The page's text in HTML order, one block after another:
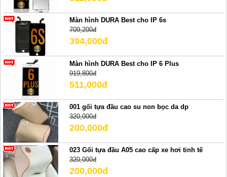
Màn hình DURA Best cho IP 6s
709,200đ
394,000đ
Màn hình DURA Best cho IP 6 Plus
919,800đ
511,000đ
001 gối tựa đầu cao su non bọc da dp
320,000đ
200,000đ
023 Gối tựa đầu A05 cao cấp xe hơi tinh tế
320,000đ
200,000đ